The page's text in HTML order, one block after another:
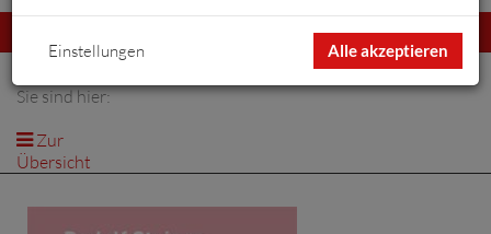
umschalten
Sie sind hier:
Zur
Übersicht
Alle akzeptieren
Einstellungen